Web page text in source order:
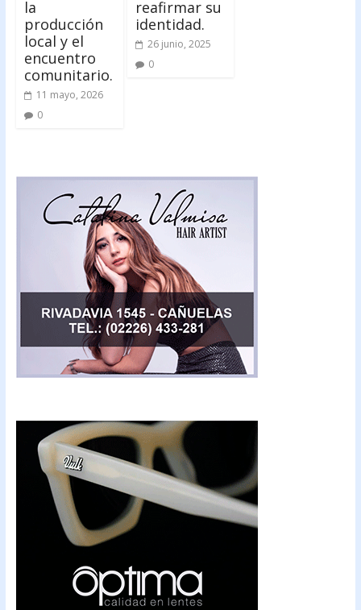
la
producción
local y el
encuentro
comunitario.
11 mayo, 2026
0
reafirmar su
identidad.
26 junio, 2025
0